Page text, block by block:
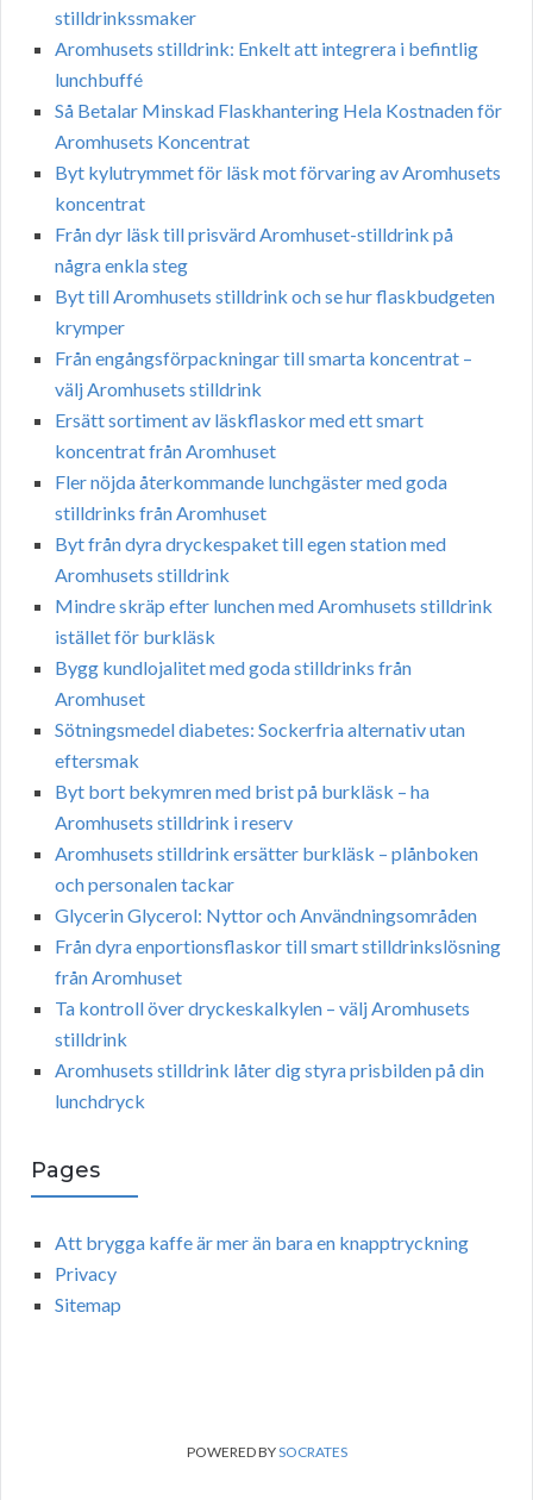
stilldrinkssmaker
Aromhusets stilldrink: Enkelt att integrera i befintlig
lunchbuffé
Så Betalar Minskad Flaskhantering Hela Kostnaden för
Aromhusets Koncentrat
Byt kylutrymmet för läsk mot förvaring av Aromhusets
koncentrat
Från dyr läsk till prisvärd Aromhuset-stilldrink på
några enkla steg
Byt till Aromhusets stilldrink och se hur flaskbudgeten
krymper
Från engångsförpackningar till smarta koncentrat –
välj Aromhusets stilldrink
Ersätt sortiment av läskflaskor med ett smart
koncentrat från Aromhuset
Fler nöjda återkommande lunchgäster med goda
stilldrinks från Aromhuset
Byt från dyra dryckespaket till egen station med
Aromhusets stilldrink
Mindre skräp efter lunchen med Aromhusets stilldrink
istället för burkläsk
Bygg kundlojalitet med goda stilldrinks från
Aromhuset
Sötningsmedel diabetes: Sockerfria alternativ utan
eftersmak
Byt bort bekymren med brist på burkläsk – ha
Aromhusets stilldrink i reserv
Aromhusets stilldrink ersätter burkläsk – plånboken
och personalen tackar
Glycerin Glycerol: Nyttor och Användningsområden
Från dyra enportionsflaskor till smart stilldrinkslösning
från Aromhuset
Ta kontroll över dryckeskalkylen – välj Aromhusets
stilldrink
Aromhusets stilldrink låter dig styra prisbilden på din
lunchdryck
Pages
Att brygga kaffe är mer än bara en knapptryckning
Privacy
Sitemap
POWERED BYSOCRATES